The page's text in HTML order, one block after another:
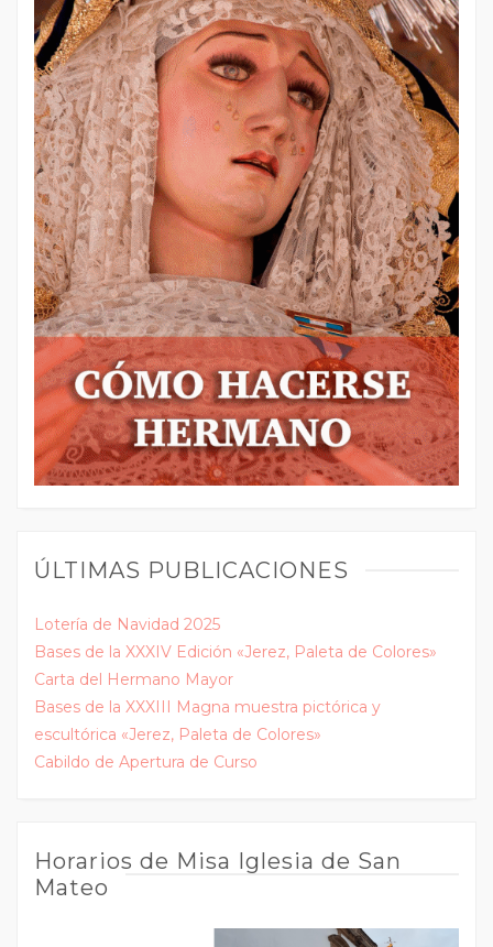
ÚLTIMAS PUBLICACIONES
Lotería de Navidad 2025
Bases de la XXXIV Edición «Jerez, Paleta de Colores»
Carta del Hermano Mayor
Bases de la XXXIII Magna muestra pictórica y
escultórica «Jerez, Paleta de Colores»
Cabildo de Apertura de Curso
Horarios de Misa Iglesia de San
Mateo